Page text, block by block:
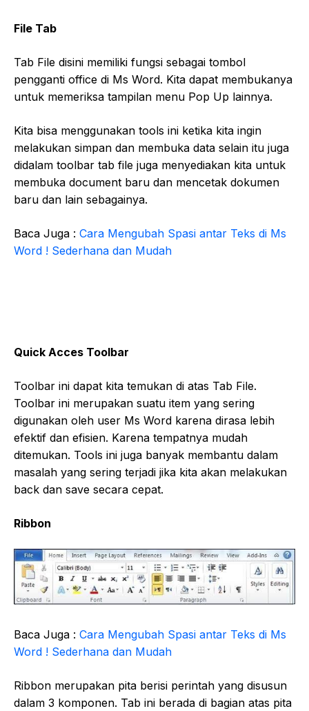
File Tab
Tab File disini memiliki fungsi sebagai tombol
pengganti office di Ms Word. Kita dapat membukanya
untuk memeriksa tampilan menu Pop Up lainnya.
Kita bisa menggunakan tools ini ketika kita ingin
melakukan simpan dan membuka data selain itu juga
didalam toolbar tab file juga menyediakan kita untuk
membuka document baru dan mencetak dokumen
baru dan lain sebagainya.
Baca Juga : Cara Mengubah Spasi antar Teks di Ms
Word ! Sederhana dan Mudah
Quick Acces Toolbar
Toolbar ini dapat kita temukan di atas Tab File.
Toolbar ini merupakan suatu item yang sering
digunakan oleh user Ms Word karena dirasa lebih
efektif dan efisien. Karena tempatnya mudah
ditemukan. Tools ini juga banyak membantu dalam
masalah yang sering terjadi jika kita akan melakukan
back dan save secara cepat.
Ribbon
Baca Juga : Cara Mengubah Spasi antar Teks di Ms
Word ! Sederhana dan Mudah
Ribbon merupakan pita berisi perintah yang disusun
dalam 3 komponen. Tab ini berada di bagian atas pita